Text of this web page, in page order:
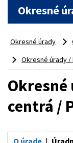
Okresné
Okresné úrady
Okresné úrady
centrá /